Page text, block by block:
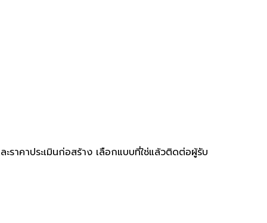
าคาประเมินก่อสร้าง เลือกแบบที่ใช่แล้วติดต่อผู้รับ